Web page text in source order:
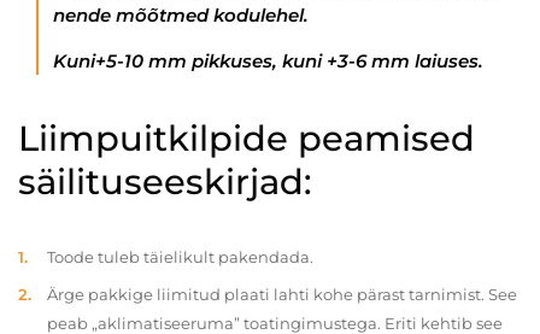
nende mõõtmed kodulehel.
Kuni+5-10 mm pikkuses, kuni +3-6 mm laiuses.
Liimpuitkilpide peamised
säilituseeskirjad:
Toode tuleb täielikult pakendada.
Ärge pakkige liimitud plaati lahti kohe pärast tarnimist. See
peab „aklimatiseeruma” toatingimustega. Eriti kehtib see